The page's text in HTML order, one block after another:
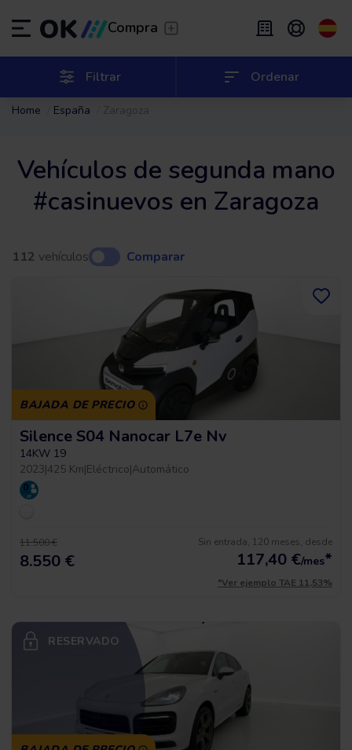
Compra
Transfer/ Deja que te lleven
Renting flexible De 2 a 9 meses
Renting
Filtrar Ordenar
Español (ES)
EN English (UK)
Home España Zaragoza
Vehículos de segunda mano
#casinuevos en Zaragoza
112 vehículos Comparar
BAJADA DE PRECIO
Silence S04 Nanocar L7e Nv
14KW 19
2023|425 Km|Eléctrico|Automático
11.500 €
8.550 €
Sin entrada, 120 meses, desde
117,40 €/mes*
*Ver ejemplo TAE 11,53%
RESERVADO